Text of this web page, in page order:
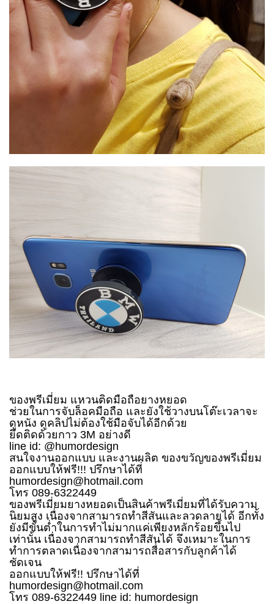
ของพรีเมี่ยม แหวนติดมือถือยางหยอด
ช่วยในการจับล็อคมือถือ และยังใช้วางบนโต๊ะเวลาจะ
ดูหนัง ดูคลิปไม่ต้องใช้มือจับได้อีกด้วย
ยึดติดด้วยกาว 3M อย่างดี
line id: @humordesign
สนใจงานออกแบบ และงานผลิต ของขวัญของพรีเมี่ยม
ออกแบบให้ฟรี!!! ปรึกษาได้ที่
humordesign@hotmail.com
โทร 089-6322449
ของพรีเมี่ยมยางหยอดเป็นสินค้าพรีเมี่ยมที่ได้รับความ
นิยมสูง เนื่องจากสามารถทำสีสันและลวดลายได้ อีกทั้ง
ยังมีขั้นต่ำในการทำไม่มากแค่เพียงหลักร้อยขึ้นไป
เท่านั้น เนื่องจากสามารถทำสีสันได้ จึงเหมาะในการ
ทำการตลาดเนื่องจากสามารถสื่อสารกับลูกค้าได้
ชัดเจน
ออกแบบให้ฟรี!! ปรึกษาได้ที่
humordesign@hotmail.com
โทร 089-6322449 line id: humordesign